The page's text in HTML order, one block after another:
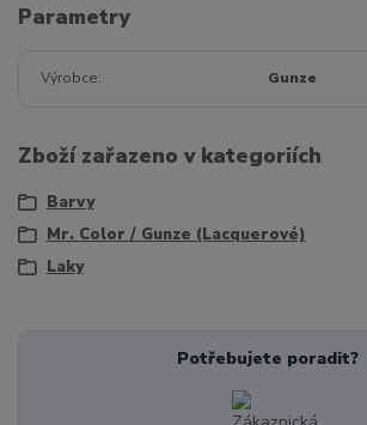
Parametry
Výrobce Gunze
Zboží zařazeno v kategoriích
Barvy
Mr. Color / Gunze (Lacquerové)
Laky
Potřebujete poradit?